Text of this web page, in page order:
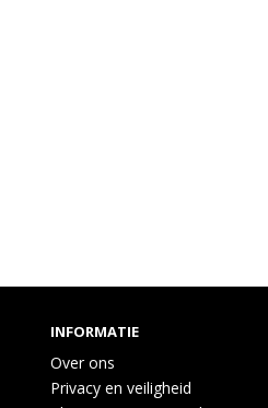
INFORMATIE
Over ons
Privacy en veiligheid